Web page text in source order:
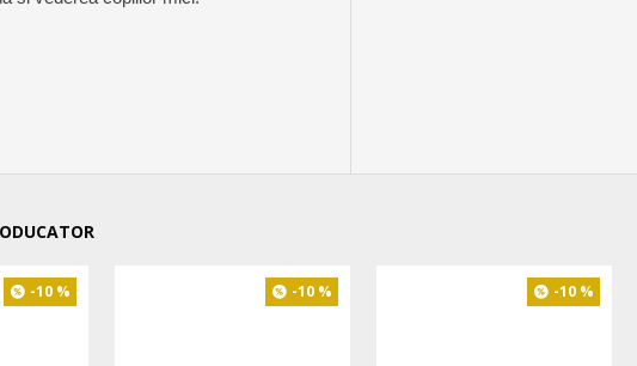
-10 % -20 %
-10 % -10 % -10 %